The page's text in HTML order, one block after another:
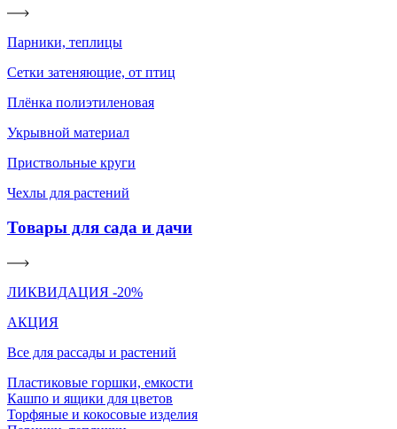
Парники, теплицы
Сетки затеняющие, от птиц
Плёнка полиэтиленовая
Укрывной материал
Приствольные круги
Чехлы для растений
Товары для сада и дачи
ЛИКВИДАЦИЯ -20%
АКЦИЯ
Все для рассады и растений
Пластиковые горшки, емкости
Кашпо и ящики для цветов
Торфяные и кокосовые изделия